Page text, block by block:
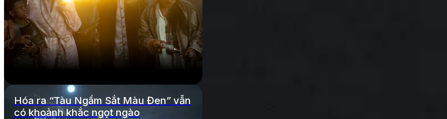
Hóa ra “Tàu Ngầm Sắt Màu Đen” vẫn
có khoảnh khắc ngọt ngào